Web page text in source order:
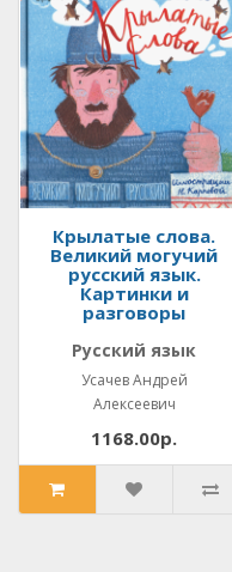
Крылатые слова.
Великий могучий
русский язык.
Картинки и
разговоры
Русский язык
Усачев Андрей
Алексеевич
1168.00р.